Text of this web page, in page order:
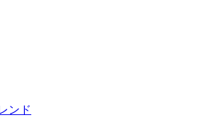
ンド